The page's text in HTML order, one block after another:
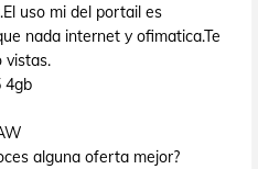
uso mi del portail es
nada internet y ofimatica.Te
vistas.
4gb
alguna oferta mejor?